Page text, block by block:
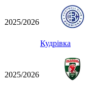
2025/2026
Кудрівка
2025/2026